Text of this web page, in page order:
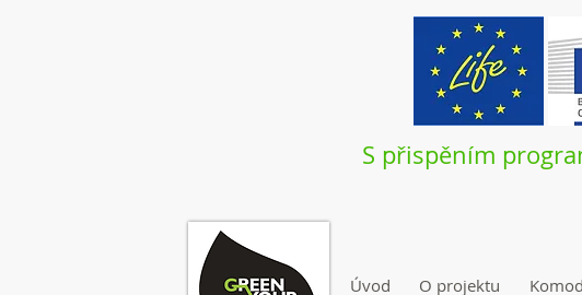
S přispěním
Úvod O projektu